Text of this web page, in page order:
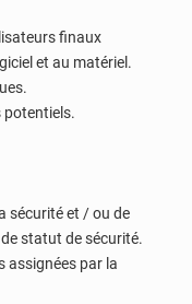
finaux
et au matériel.
potentiels.
sécurité et / ou de
statut de sécurité.
assignées par la